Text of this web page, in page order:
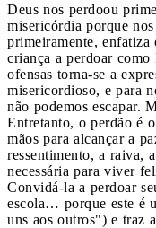
Deus nos perdoou
misericórdia porque
primeiramente, enfatiza
criança a perdoar como
ofensas torna-se a
misericordioso, e para
não podemos escapar.
Entretanto, o perdão é
mãos para alcançar a
ressentimento, a raiva,
necessária para viver
Convidá-la a perdoar
escola… porque este é
uns aos outros") e traz